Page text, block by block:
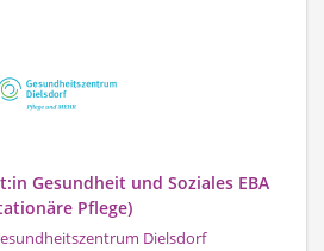
Gesundheit und Soziales EBA
Pflege)
Dielsdorf